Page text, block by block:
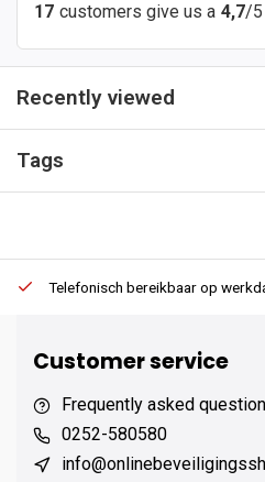
17 customers give us a 4,7/5
Recently viewed
Tags
Telefonisch bereikbaar op
Customer service
Frequently asked
0252-580580